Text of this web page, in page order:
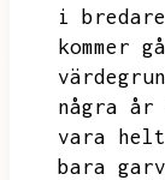
i
kommer
några år
vara
bara